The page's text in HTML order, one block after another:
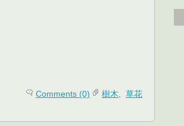
Comments (0) 樹木 草花